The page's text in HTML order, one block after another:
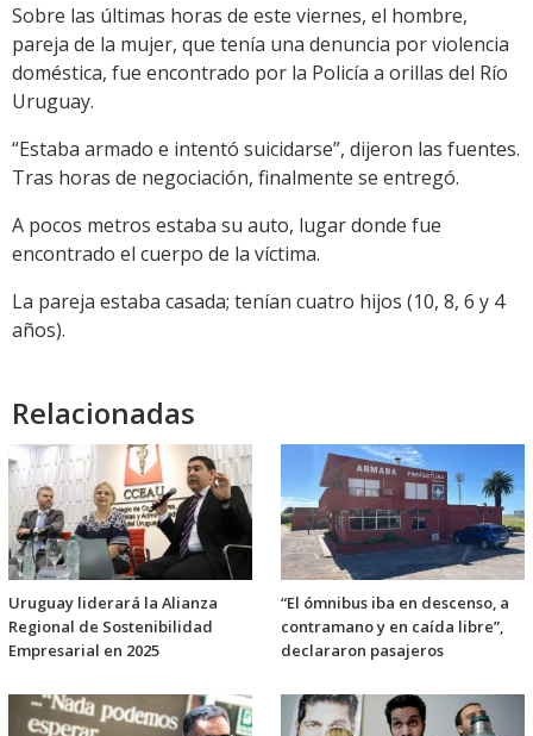
Sobre las últimas horas de este viernes, el hombre,
pareja de la mujer, que tenía una denuncia por violencia
doméstica, fue encontrado por la Policía a orillas del Río
Uruguay.
“Estaba armado e intentó suicidarse”, dijeron las fuentes.
Tras horas de negociación, finalmente se entregó.
A pocos metros estaba su auto, lugar donde fue
encontrado el cuerpo de la víctima.
La pareja estaba casada; tenían cuatro hijos (10, 8, 6 y 4
años).
Relacionadas
Uruguay liderará la Alianza
Regional de Sostenibilidad
Empresarial en 2025
“El ómnibus iba en descenso, a
contramano y en caída libre”,
declararon pasajeros